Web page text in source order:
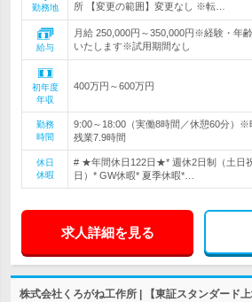
勤務地
所 【変更の範囲】変更なし ※転…
給与
月給 250,000円～350,000円※経験・年
いたします※試用期間なし
初年度
年収
400万円～600万円
勤務
時間
9:00～18:00（実働8時間／休憩60分）
残業7.9時間
休日
休暇
# ★年間休日122日★* 週休2日制（土日
日）* GW休暇* 夏季休暇*…
求人詳細を見る
株式会社くろがね工作所 | 【東証スタンダード